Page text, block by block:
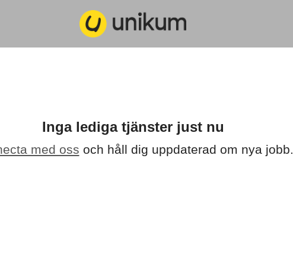
Inga lediga tjänster just nu
med oss och håll dig uppdaterad om nya jobb.